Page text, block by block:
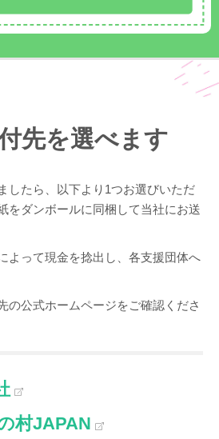
先を選べます
したら、以下より1つお選びいただ
をダンボールに同梱して当社にお送
よって現金を捻出し、各支援団体へ
の公式ホームページをご確認くださ
村JAPAN